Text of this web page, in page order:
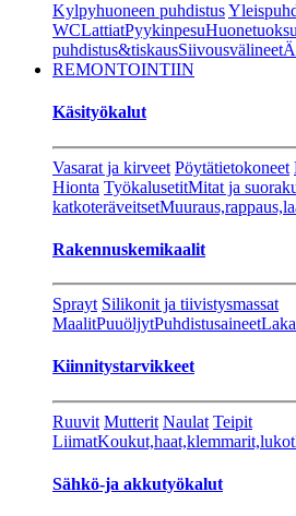
Kylpyhuoneen puhdistus
WCLattiatPyykinpesu
puhdistus&tiskausSiivousvälineet
REMONTOINTIIN
Käsityökalut
Vasarat ja kirveet Pöytätietokoneet
Hionta TyökalusetitMitat ja
katkoteräveitset
Rakennuskemikaalit
Sprayt Silikonit ja tiivistysmassat
MaalitPuuöljytPuhdistusaineet
Kiinnitystarvikkeet
Ruuvit Mutterit Naulat Teipit
LiimatKoukut,haat,klemmarit,lukot
Sähkö-ja akkutyökalut